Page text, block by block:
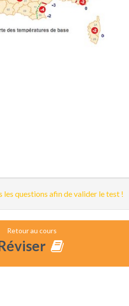
les questions afin de valider le test !
Retour au cours